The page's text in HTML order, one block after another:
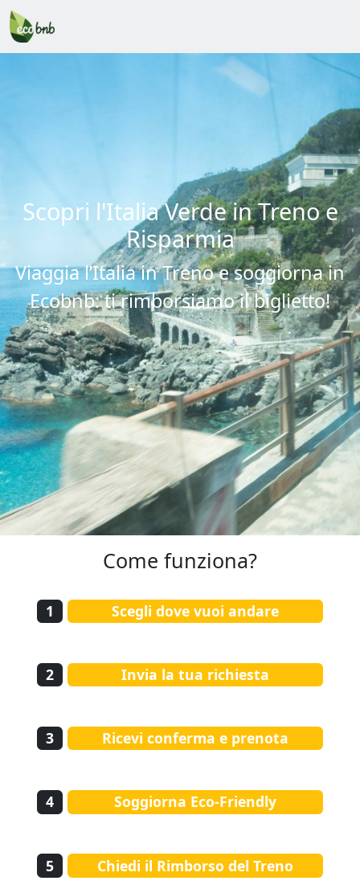
Scopri l'Italia Verde in Treno e
Risparmia
Viaggia l’Italia in Treno e soggiorna in
Ecobnb: ti rimborsiamo il biglietto!
Come funziona?
1 Scegli dove vuoi andare
2 Invia la tua richiesta
3 Ricevi conferma e prenota
4 Soggiorna Eco-Friendly
5 Chiedi il Rimborso del Treno